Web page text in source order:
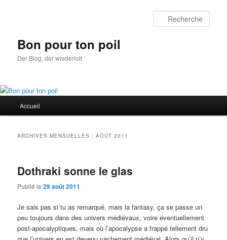
Bon pour ton poil
Der Blog, der wiederlolt
principal
Accueil
ARCHIVES MENSUELLES :AOÛT 2011
Dothraki sonne le glas
Publié le29 août 2011
Je sais pas si tu as remarqué, mais la fantasy, ça se passe un
peu toujours dans des univers médiévaux, voire éventuellement
post-apocalyptiques, mais où l’apocalypse a frappé tellement dru